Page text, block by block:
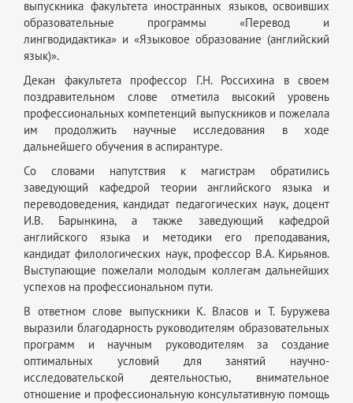
выпускника факультета иностранных языков, освоивших
образовательные программы «Перевод и
лингводидактика» и «Языковое образование (английский
язык)».
Декан факультета профессор Г.Н. Россихина в своем
поздравительном слове отметила высокий уровень
профессиональных компетенций выпускников и пожелала
им продолжить научные исследования в ходе
дальнейшего обучения в аспирантуре.
Со словами напутствия к магистрам обратились
заведующий кафедрой теории английского языка и
переводоведения, кандидат педагогических наук, доцент
И.В. Барынкина, а также заведующий кафедрой
английского языка и методики его преподавания,
кандидат филологических наук, профессор В.А. Кирьянов.
Выступающие пожелали молодым коллегам дальнейших
успехов на профессиональном пути.
В ответном слове выпускники К. Власов и Т. Буружева
выразили благодарность руководителям образовательных
программ и научным руководителям за создание
оптимальных условий для занятий научно-
исследовательской деятельностью, внимательное
отношение и профессиональную консультативную помощь